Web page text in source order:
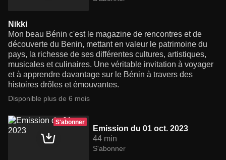
Nikki
Mon beau Bénin c'est le magazine de rencontres et de
découverte du Benin, mettant en valeur le patrimoine du
pays, la richesse de ses différentes cultures, artistiques,
musicales et culinaires. Une véritable invitation à voyager
et à apprendre davantage sur le Bénin à travers des
histoires drôles et émouvantes.
Disponible plus de 6 mois
S'abonner
Emission du 01 oct. 2023
44 min
S'abonner